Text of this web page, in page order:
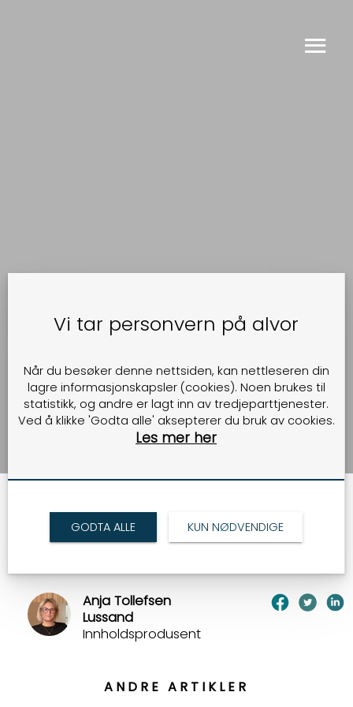
Vekstfenomenet Easee
er på plass på Forus
[Ingress NL]
Anja Tollefsen
Lussand
Innholdsprodusent
ANDRE ARTIKLER
Vi tar personvern på alvor
Når du besøker denne nettsiden, kan nettleseren din
lagre informasjonskapsler (cookies). Noen brukes til
statistikk, og andre er lagt inn av tredjeparttjenester.
Ved å klikke 'Godta alle' aksepterer du bruk av cookies.
Les mer her
GODTA ALLE KUN NØDVENDIGE